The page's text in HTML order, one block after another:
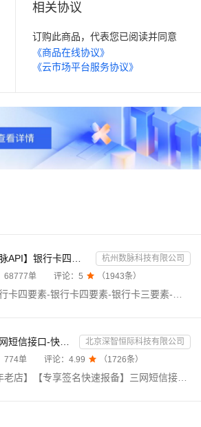
相关协议
订购此商品，代表您已阅读并同意
《商品在线协议》
《云市场平台服务协议》
【数脉API】银行卡四要素-银行卡四元素-银行卡四要素-银行卡二三要素-银行卡三要素-银行卡二要素-银行卡二...
杭州数脉科技有限公司
68777单 评论： 5  （1943条）
【银行卡四要素-银行卡四要素-银行卡三要素-银行卡三要素-银行卡二要素-银行卡二要素-银行卡三要素-银行卡实名认证-银行卡四要素-银行卡四要素核验-银行卡四要素校验-银行卡四要素核验】输入银行卡卡号、姓名、身份证号码、手机号，验证此四要素是否一致。银联官方渠道，实时联网核验，数据校验准确，仅供高质接口，零缓存毫秒级响应，欢迎采购咨询享5折优惠！诚信老店◆口碑商家◆精益求精◆品质保障◆金牌售后
【三网短信接口-快速报备签名】短信服务-验证码-验证码短信-三网短信接口-短信验证码-短信-短信服务
北京深智恒际科技有限公司
774单 评论： 4.99  （1726条）
【7年老店】【专享签名快速报备】三网短信接口验证码，电信移动联通短信服务，适用于验证码短信、触发短信提醒等应用，发送稳定，服务周全。【联系客服添加自己的签名】【三网短信接口、短信验证码、三网短信接口验证码、数字藏品、短信群发、三网短信接口、验证码短信、短信接口、数藏平台注册、短信注册】《身份证实名认证、手机三要素实名认证、银行卡二、三、四要素实名认证》更多产品体验请往下翻到详情